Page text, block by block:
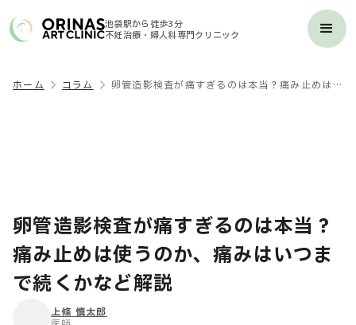
池袋駅から徒歩3分
不妊治療・婦人科専門クリニック
ホーム コラム 卵管造影検査が痛すぎるのは本当？痛み止めは使うのか、痛みはいつまで続くかなど解説
卵管造影検査が痛すぎるのは本当？
痛み止めは使うのか、痛みはいつま
で続くかなど解説
上條 慎太郎